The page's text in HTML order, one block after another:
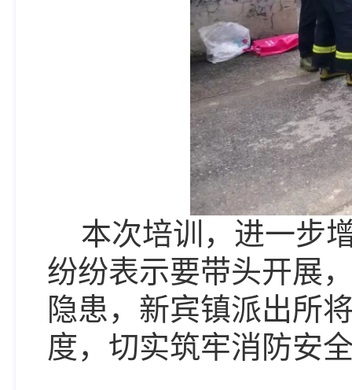
本次培训 ， 进一步
纷纷表示要带头开展
隐患 ， 新宾镇派出所
度， 切实筑牢消防安